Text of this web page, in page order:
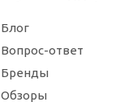
Блог
Вопрос-ответ
Бренды
Обзоры